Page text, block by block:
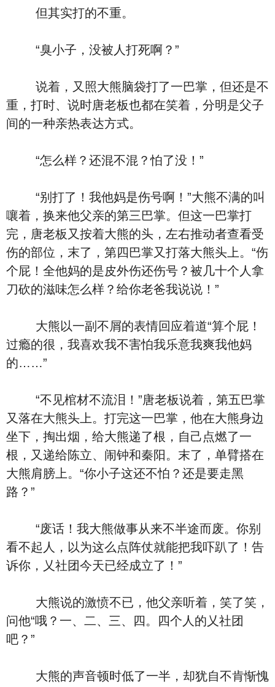
但其实打的不重。
“臭小子，没被人打死啊？”
说着，又照大熊脑袋打了一巴掌，但还是不
重，打时、说时唐老板也都在笑着，分明是父子
间的一种亲热表达方式。
“怎么样？还混不混？怕了没！”
“别打了！我他妈是伤号啊！”大熊不满的叫
嚷着，换来他父亲的第三巴掌。但这一巴掌打
完，唐老板又按着大熊的头，左右推动者查看受
伤的部位，末了，第四巴掌又打落大熊头上。“伤
个屁！全他妈的是皮外伤还伤号？被几十个人拿
刀砍的滋味怎么样？给你老爸我说说！”
大熊以一副不屑的表情回应着道“算个屁！
过瘾的很，我喜欢我不害怕我乐意我爽我他妈
的……”
“不见棺材不流泪！”唐老板说着，第五巴掌
又落在大熊头上。打完这一巴掌，他在大熊身边
坐下，掏出烟，给大熊递了根，自己点燃了一
根，又递给陈立、闹钟和秦阳。末了，单臂搭在
大熊肩膀上。“你小子这还不怕？还是要走黑
路？”
“废话！我大熊做事从来不半途而废。你别
看不起人，以为这么点阵仗就能把我吓趴了！告
诉你，乂社团今天已经成立了！”
大熊说的激愤不已，他父亲听着，笑了笑，
问他“哦？一、二、三、四。四个人的乂社团
吧？”
大熊的声音顿时低了一半，却犹自不肯惭愧